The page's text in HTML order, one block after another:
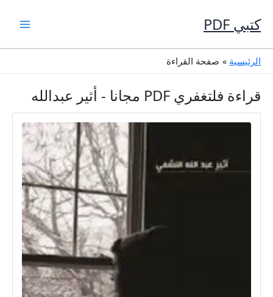
إلى
المحتوى
كتبي PDF
الرئيسية صفحة القراءة
قراءة فلتغفري PDF مجانا - أثير عبدالله